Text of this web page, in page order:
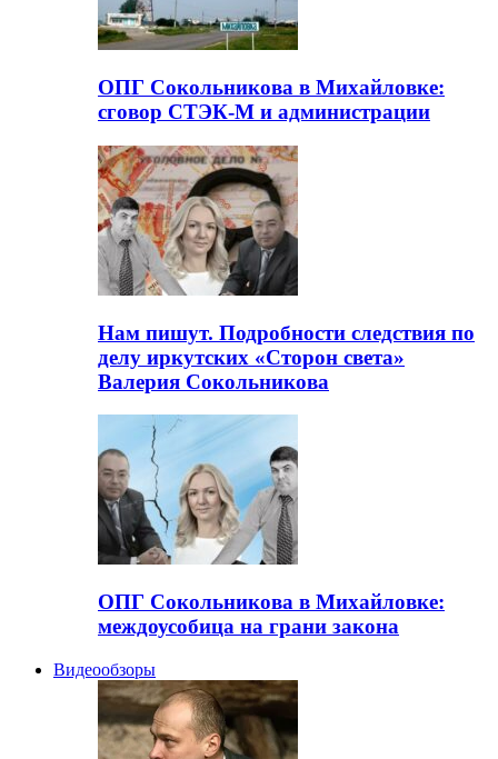
ОПГ Сокольникова в Михайловке:
сговор СТЭК-М и администрации
Нам пишут. Подробности следствия по
делу иркутских «Сторон света»
Валерия Сокольникова
ОПГ Сокольникова в Михайловке:
междоусобица на грани закона
Видеообзоры